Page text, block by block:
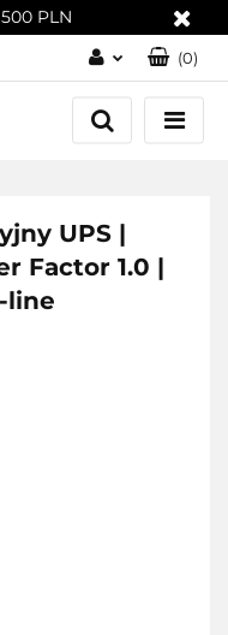
PLN
Zaloguj się
Załóż konto
(0)
UPS |
Factor 1.0 |
line